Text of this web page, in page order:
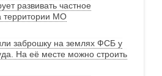
развивать частное
территории МО
заброшку на землях ФСБ у
На её месте можно строить